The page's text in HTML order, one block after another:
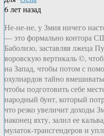
6 лет назад
Не-не-не, у Змия ничего
— это формально контора
Баболизо, заставляя лжеца
воровскую вертикаль ©,
на Запад, чтобы потом с
охулиардов тайно
чтобы подготовить себе
народный бунт, который
что резко увеличит доходы
наконец яхту, залил ее
мулаток-трансгендеров и